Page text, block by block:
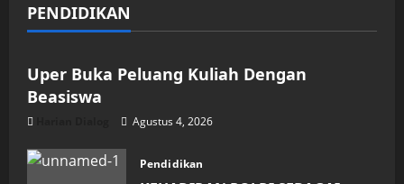
PENDIDIKAN
Pendidikan
Uper Buka Peluang Kuliah Dengan
Beasiswa
Agustus 4, 2026
Pendidikan